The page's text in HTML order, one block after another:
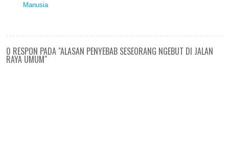
Manusia
0 RESPON PADA "ALASAN PENYEBAB SESEORANG NGEBUT DI JALAN
RAYA UMUM"